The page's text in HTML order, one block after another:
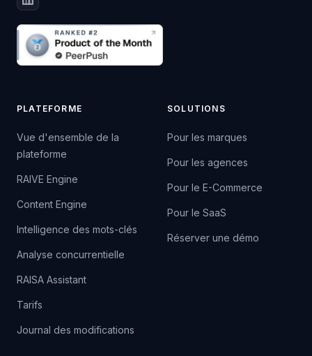
PLATEFORME
Vue d'ensemble de la
plateforme
RAIVE Engine
Content Engine
Intelligence des mots-clés
Analyse concurrentielle
RAISA Assistant
Tarifs
Journal des modifications
SOLUTIONS
Pour les marques
Pour les agences
Pour le E-Commerce
Pour le SaaS
Réserver une démo